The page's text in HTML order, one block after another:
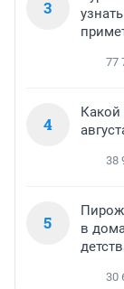
3
77
4
Какой
38
5
в
30